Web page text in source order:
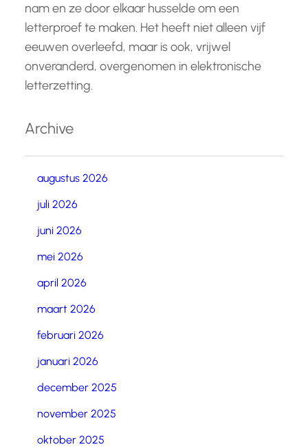
nam en ze door elkaar husselde om een
letterproef te maken. Het heeft niet alleen vijf
eeuwen overleefd, maar is ook, vrijwel
onveranderd, overgenomen in elektronische
letterzetting.
Archive
augustus 2026
juli 2026
juni 2026
mei 2026
april 2026
maart 2026
februari 2026
januari 2026
december 2025
november 2025
oktober 2025